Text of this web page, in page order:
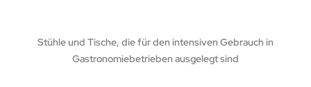
Stühle und Tische, die für den intensiven Gebrauch in
Gastronomiebetrieben ausgelegt sind